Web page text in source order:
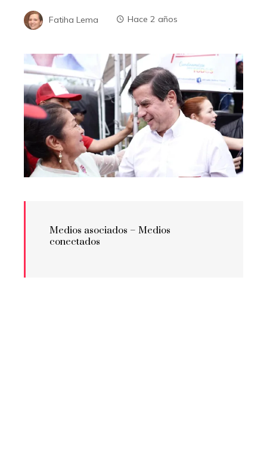
Fatiha Lema Hace 2 años
Medios asociados – Medios
conectados